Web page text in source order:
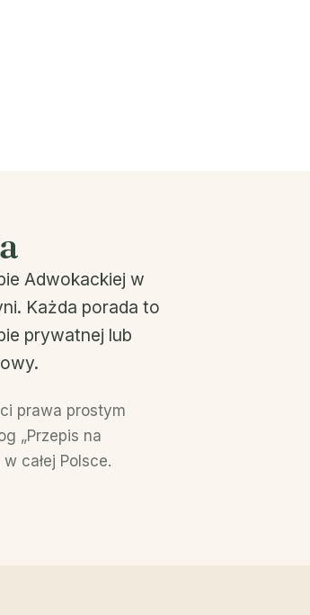
Adwokackiej w
Każda porada to
prywatnej lub
prawa prostym
„Przepis na
całej Polsce.